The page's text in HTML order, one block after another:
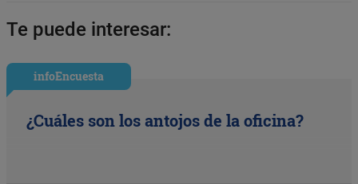
Te puede interesar:
infoEncuesta
¿Cuáles son los antojos de la oficina?